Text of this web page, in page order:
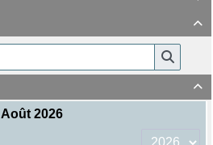

